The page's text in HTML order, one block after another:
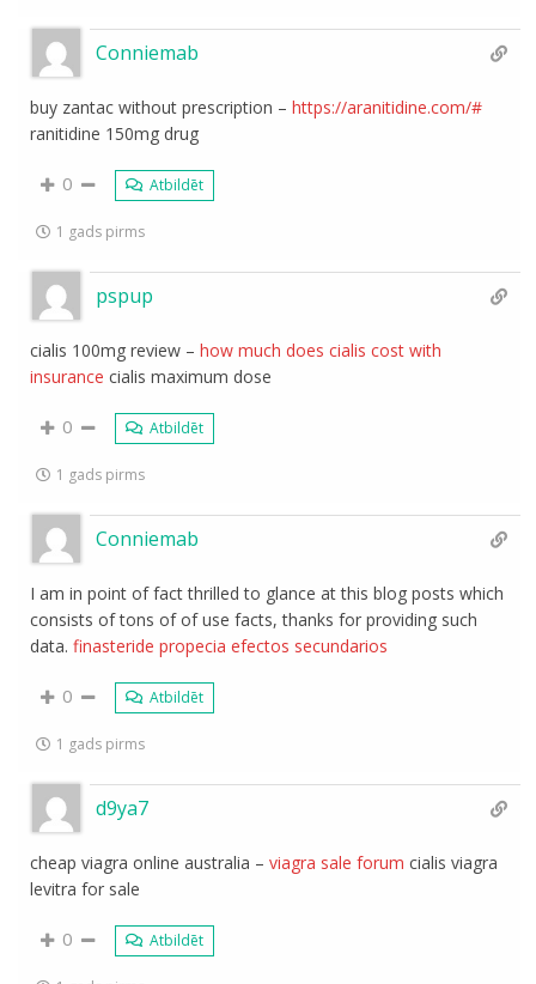
Conniemab
buy zantac without prescription –https://aranitidine.com/#
ranitidine 150mg drug
0 Atbildēt
1 gads pirms
pspup
cialis 100mg review –how much does cialis cost with
insurance cialis maximum dose
0 Atbildēt
1 gads pirms
Conniemab
I am in point of fact thrilled to glance at this blog posts which
consists of tons of of use facts, thanks for providing such
data.finasteride propecia efectos secundarios
0 Atbildēt
1 gads pirms
d9ya7
cheap viagra online australia –viagra sale forum cialis viagra
levitra for sale
0 Atbildēt